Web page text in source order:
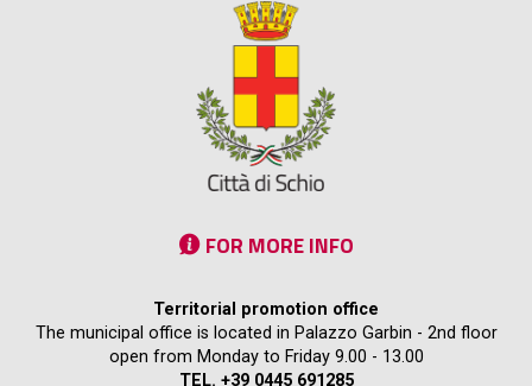
FOR MORE INFO
Territorial promotion office
The municipal office is located in Palazzo Garbin - 2nd floor
open from Monday to Friday 9.00 - 13.00
TEL. +39 0445 691285